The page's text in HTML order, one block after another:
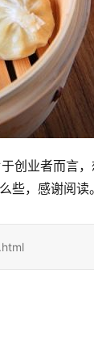
创业者而言
些，感谢阅读。